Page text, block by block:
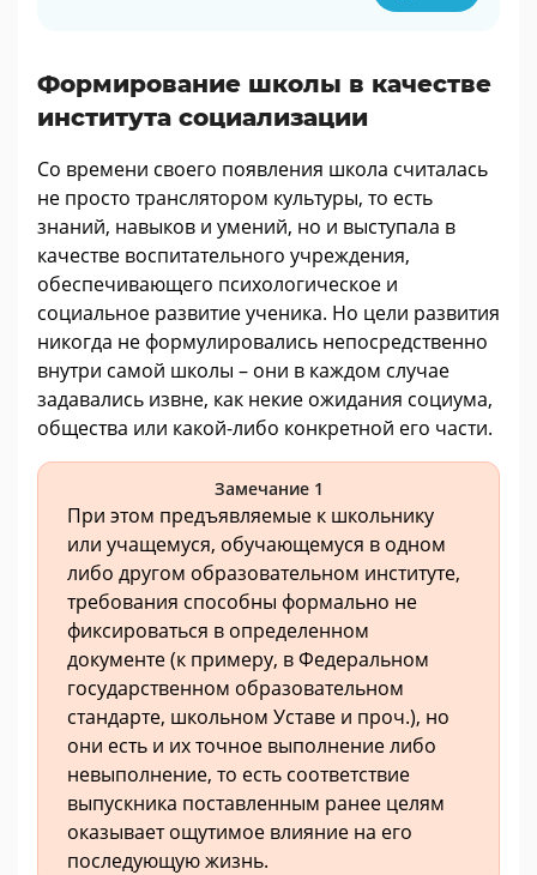
Формирование школы в качестве
института социализации
Со времени своего появления школа считалась
не просто транслятором культуры, то есть
знаний, навыков и умений, но и выступала в
качестве воспитательного учреждения,
обеспечивающего психологическое и
социальное развитие ученика. Но цели развития
никогда не формулировались непосредственно
внутри самой школы – они в каждом случае
задавались извне, как некие ожидания социума,
общества или какой-либо конкретной его части.
Замечание 1
При этом предъявляемые к школьнику
или учащемуся, обучающемуся в одном
либо другом образовательном институте,
требования способны формально не
фиксироваться в определенном
документе (к примеру, в Федеральном
государственном образовательном
стандарте, школьном Уставе и проч.), но
они есть и их точное выполнение либо
невыполнение, то есть соответствие
выпускника поставленным ранее целям
оказывает ощутимое влияние на его
последующую жизнь.